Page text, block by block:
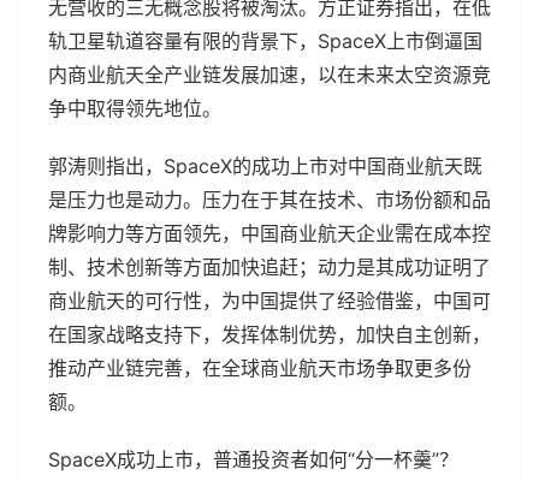
无营收的三无概念股将被淘汰。方正证券指出，在低
轨卫星轨道容量有限的背景下，SpaceX上市倒逼国
内商业航天全产业链发展加速，以在未来太空资源竞
争中取得领先地位。
郭涛则指出，SpaceX的成功上市对中国商业航天既
是压力也是动力。压力在于其在技术、市场份额和品
牌影响力等方面领先，中国商业航天企业需在成本控
制、技术创新等方面加快追赶；动力是其成功证明了
商业航天的可行性，为中国提供了经验借鉴，中国可
在国家战略支持下，发挥体制优势，加快自主创新，
推动产业链完善，在全球商业航天市场争取更多份
额。
SpaceX成功上市，普通投资者如何“分一杯羹”？